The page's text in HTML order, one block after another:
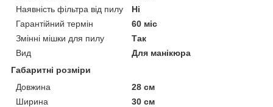
Наявність фільтра від пилу
Ні
Гарантійний термін
60 міс
Змінні мішки для пилу
Так
Вид
Для манікюра
Габаритні розміри
Довжина
28 см
Ширина
30 см